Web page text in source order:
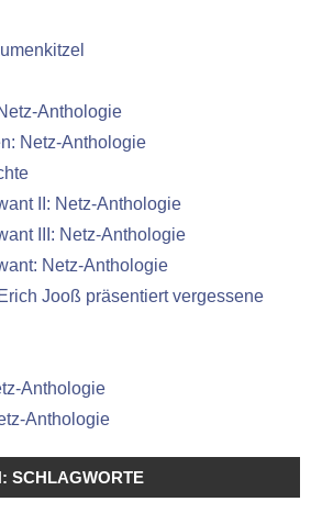
Anthologie
Netz-Anthologie
II: Netz-Anthologie
III: Netz-Anthologie
Netz-Anthologie
Jooß präsentiert vergessene
Anthologie
Anthologie
SCHLAGWORTE